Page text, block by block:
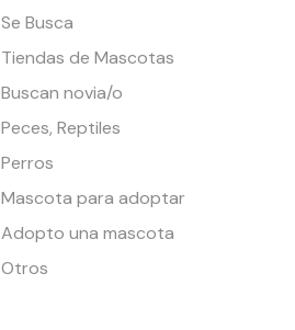
Se Busca
Tiendas de Mascotas
Buscan novia/o
Peces, Reptiles
Perros
Mascota para adoptar
Adopto una mascota
Otros